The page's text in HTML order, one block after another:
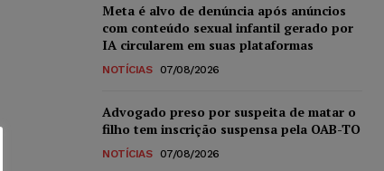
Meta é alvo de denúncia após anúncios
com conteúdo sexual infantil gerado por
IA circularem em suas plataformas
NOTÍCIAS 07/08/2026
Advogado preso por suspeita de matar o
filho tem inscrição suspensa pela OAB-TO
NOTÍCIAS 07/08/2026